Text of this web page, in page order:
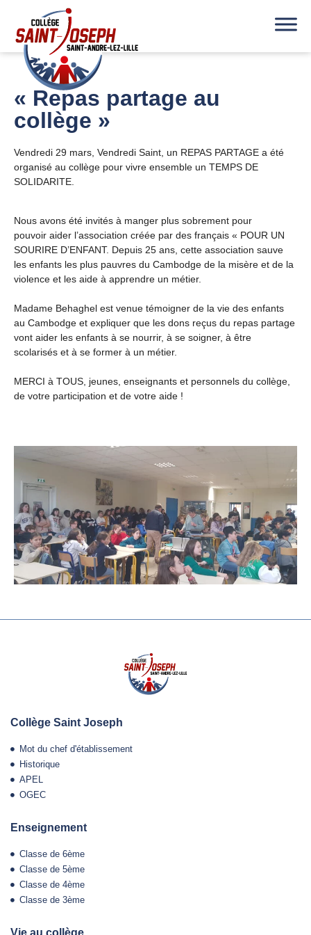
« Repas partage au
collège »
Vendredi 29 mars, Vendredi Saint, un REPAS PARTAGE a été
organisé au collège pour vivre ensemble un TEMPS DE
SOLIDARITE.
Nous avons été invités à manger plus sobrement pour
pouvoir aider l’association créée par des français « POUR UN
SOURIRE D’ENFANT. Depuis 25 ans, cette association sauve
les enfants les plus pauvres du Cambodge de la misère et de la
violence et les aide à apprendre un métier.
Madame Behaghel est venue témoigner de la vie des enfants
au Cambodge et expliquer que les dons reçus du repas partage
vont aider les enfants à se nourrir, à se soigner, à être
scolarisés et à se former à un métier.
MERCI à TOUS, jeunes, enseignants et personnels du collège,
de votre participation et de votre aide !
Collège Saint Joseph
Mot du chef d'établissement
Historique
APEL
OGEC
Enseignement
Classe de 6ème
Classe de 5ème
Classe de 4ème
Classe de 3ème